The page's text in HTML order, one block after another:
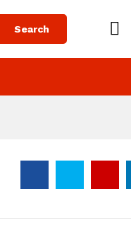
Search